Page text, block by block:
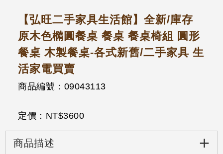
【弘旺二手家具生活館】全新/庫存
原木色橢圓餐桌 餐桌 餐桌椅組 圓形
餐桌 木製餐桌-各式新舊/二手家具 生
活家電買賣
商品編號：09043113
定價：NT$3600
+
商品描述